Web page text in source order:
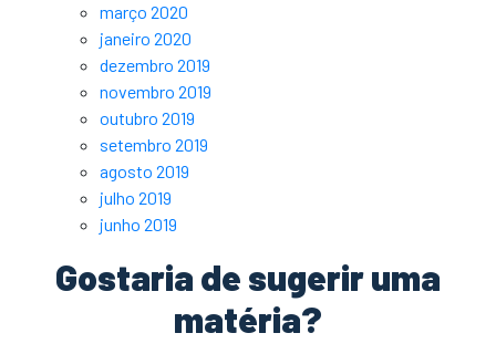
março 2020
janeiro 2020
dezembro 2019
novembro 2019
outubro 2019
setembro 2019
agosto 2019
julho 2019
junho 2019
Gostaria de sugerir uma
matéria?